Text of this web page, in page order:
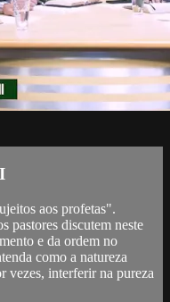
aos profetas".
pastores discutem neste
e da ordem no
como a natureza
vezes, interferir na pureza